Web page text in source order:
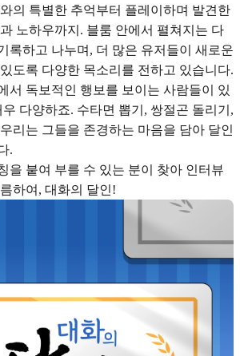
의 특별한 추억부터 플레이하며 발견한
노하우까지. 블룸 안에서 펼쳐지는 다
록하고 나누며, 더 많은 유저들이 새로운
도록 다양한 목소리를 전하고 있습니다.
서 독보적인 행보를 보이는 사람들이 있
다양하죠. 수타면 뽑기, 쌍절곤 돌리기,
리는 그들을 존경하는 마음을 담아 달인
.
을 붙여 부를 수 있는 분이 찾아 인터뷰
하여, 대화의 달인!